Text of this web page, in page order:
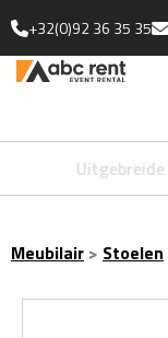
+32(0)92 36 35 35
Meubilair > Stoelen